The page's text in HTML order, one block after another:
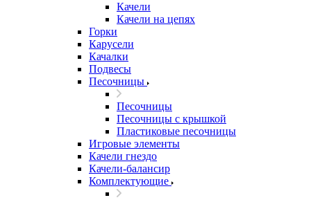
Качели
Качели на цепях
Горки
Карусели
Качалки
Подвесы
Песочницы
Песочницы
Песочницы с крышкой
Пластиковые песочницы
Игровые элементы
Качели гнездо
Качели-балансир
Комплектующие